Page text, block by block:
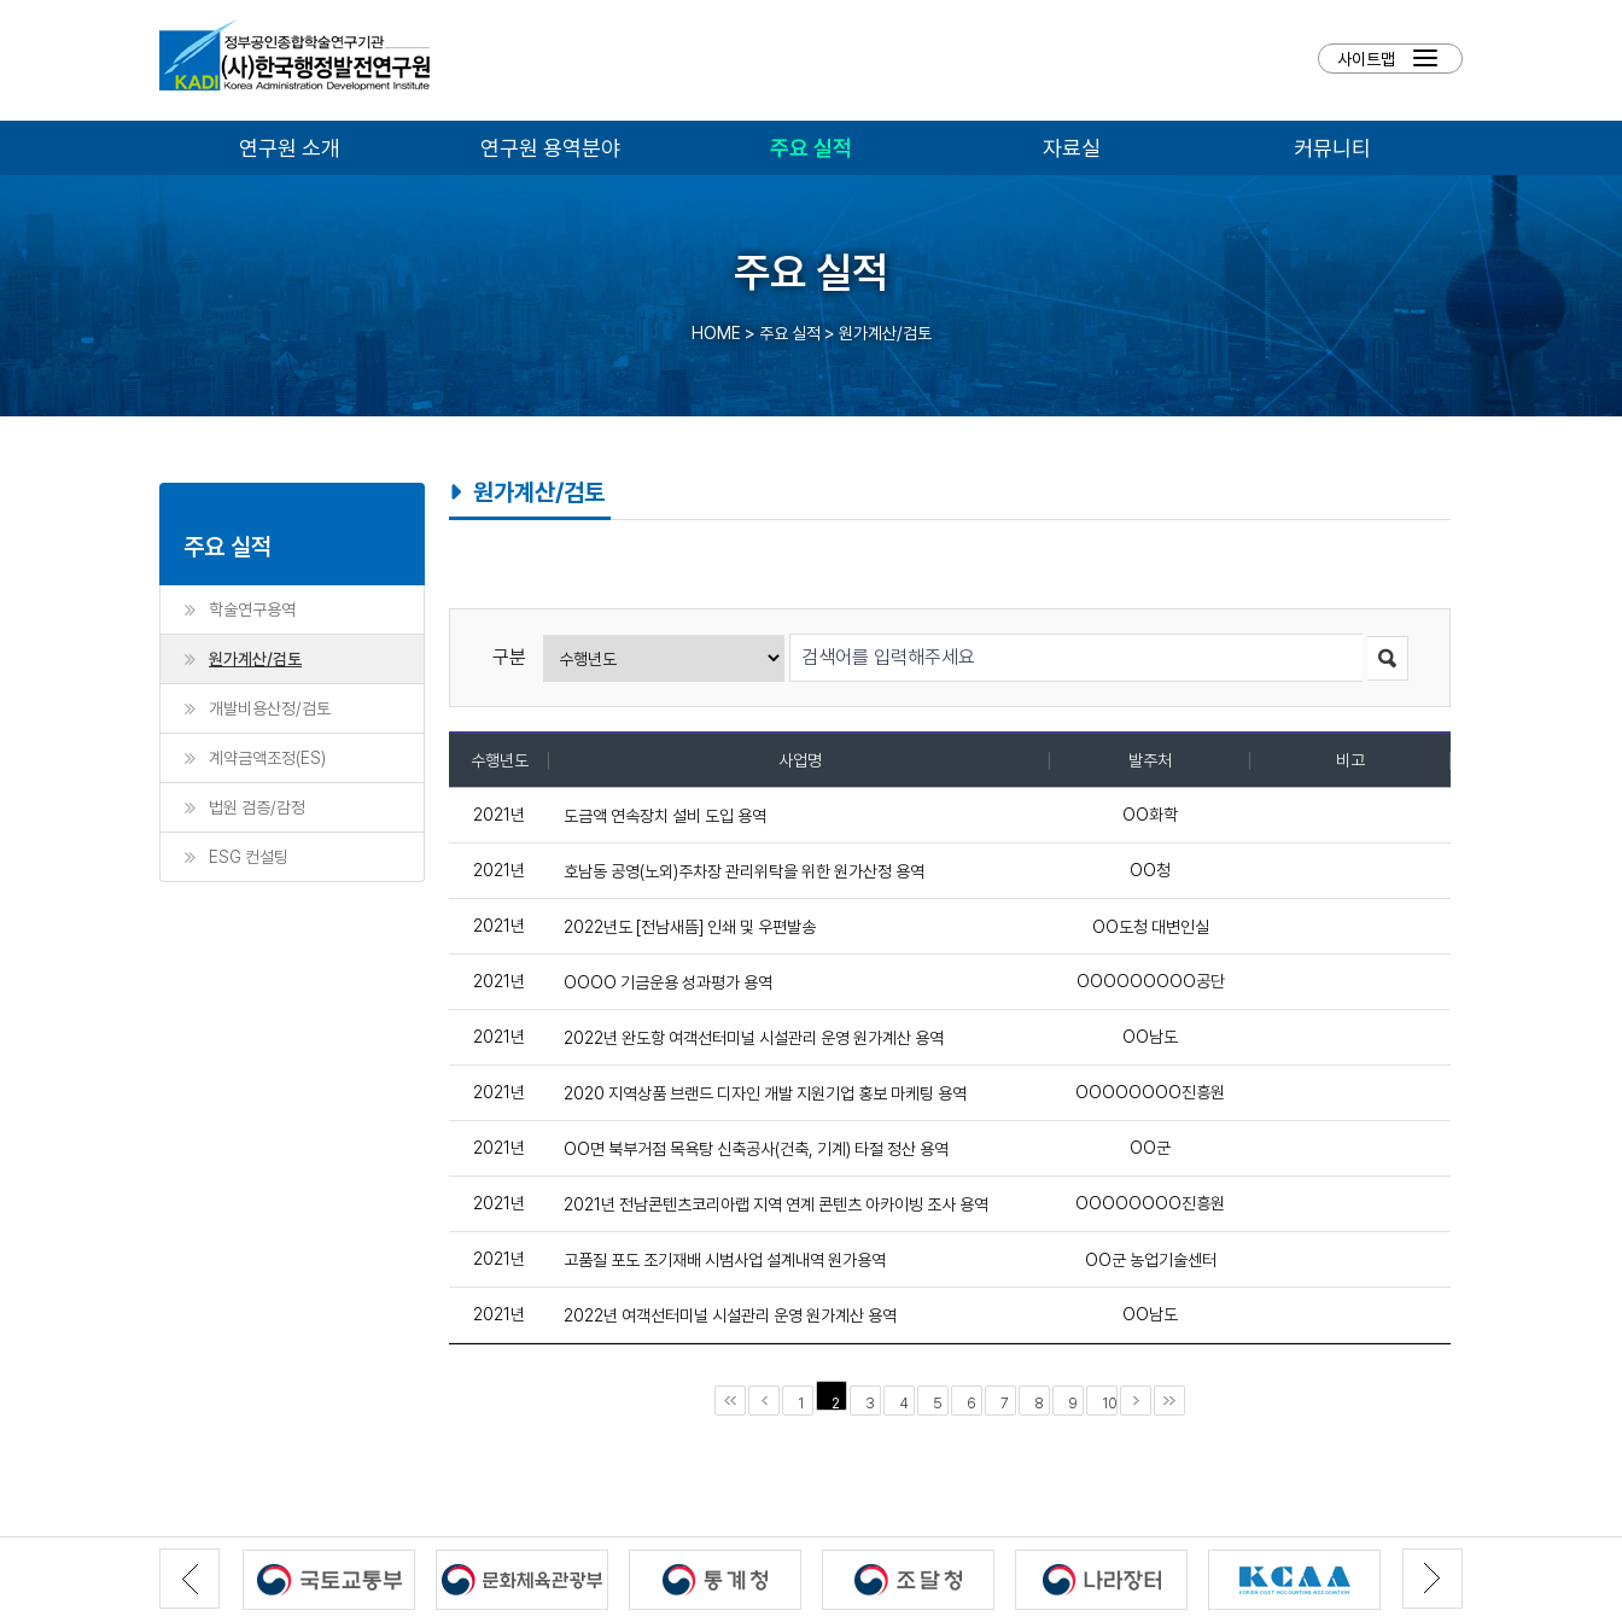
연구원 소개 연구원 용역분야 주요 실적 자료실 커뮤니티
주요 실적
HOME > 주요 실적 > 원가계산/검토
주요 실적
학술연구용역
원가계산/검토
개발비용산정/검토
계약금액조정(ES)
법원 검증/감정
ESG 컨설팅
원가계산/검토
구분
수행년도 사업명 발주처 비고
2021년 도금액 연속장치 설비 도입 용역 OO화학
2021년 호남동 공영(노외)주차장 관리위탁을 위한 원가산정 용역 OO청
2021년 2022년도 [전남새뜸] 인쇄 및 우편발송 OO도청 대변인실
2021년 OOOO 기금운용 성과평가 용역 OOOOOOOOO공단
2021년 2022년 완도항 여객선터미널 시설관리 운영 원가계산 용역 OO남도
2021년 2020 지역상품 브랜드 디자인 개발 지원기업 홍보 마케팅 용역 OOOOOOOO진흥원
2021년 OO면 북부거점 목욕탕 신축공사(건축, 기계) 타절 정산 용역 OO군
2021년 2021년 전남콘텐츠코리아랩 지역 연계 콘텐츠 아카이빙 조사 용역 OOOOOOOO진흥원
2021년 고품질 포도 조기재배 시범사업 설계내역 원가용역 OO군 농업기술센터
2021년 2022년 여객선터미널 시설관리 운영 원가계산 용역 OO남도
1 2 3 4 5 6 7 8 9 10